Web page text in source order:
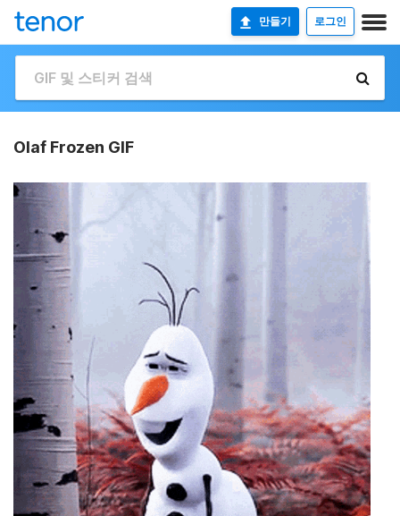
만들기 로그인
Olaf Frozen GIF